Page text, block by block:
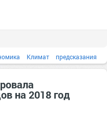
Климат предсказания
на 2018 год